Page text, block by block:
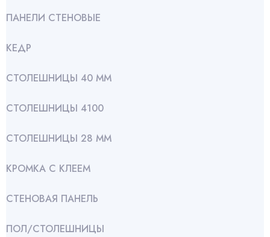
ПАНЕЛИ СТЕНОВЫЕ
КЕДР
СТОЛЕШНИЦЫ 40 ММ
СТОЛЕШНИЦЫ 4100
СТОЛЕШНИЦЫ 28 ММ
КРОМКА С КЛЕЕМ
СТЕНОВАЯ ПАНЕЛЬ
ПОЛ/СТОЛЕШНИЦЫ